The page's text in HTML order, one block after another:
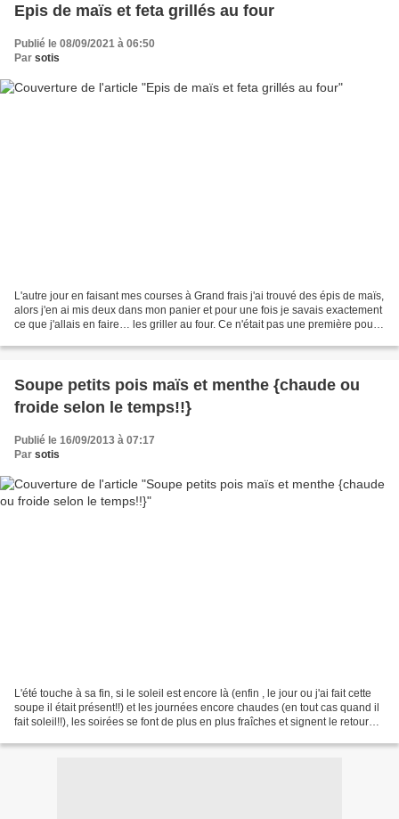
Epis de maïs et feta grillés au four
Publié le 08/09/2021 à 06:50
Par sotis
L'autre jour en faisant mes courses à Grand frais j'ai trouvé des épis de maïs,
alors j'en ai mis deux dans mon panier et pour une fois je savais exactement
ce que j'allais en faire… les griller au four. Ce n'était pas une première pour
Soupe petits pois maïs et menthe {chaude ou
froide selon le temps!!}
Publié le 16/09/2013 à 07:17
Par sotis
L'été touche à sa fin, si le soleil est encore là (enfin , le jour ou j'ai fait cette
soupe il était présent!!) et les journées encore chaudes (en tout cas quand il
fait soleil!!), les soirées se font de plus en plus fraîches et signent le retour